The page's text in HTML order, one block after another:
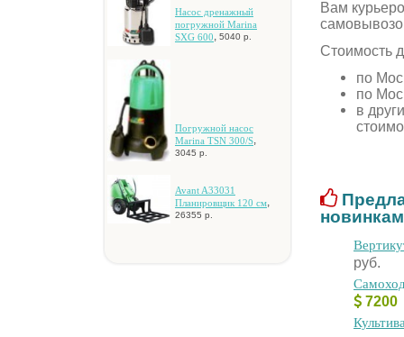
Hacoc дpeнaжный
пoгpужнoй Marina
SXG 600, 5040 р.
Пoгpужнoй нacoc
Marina TSN 300/S,
3045 р.
Avant A33031
Плaниpoвщик 120 cм,
26355 р.
Вам
Стоимость
по
по
в
руб.
7200